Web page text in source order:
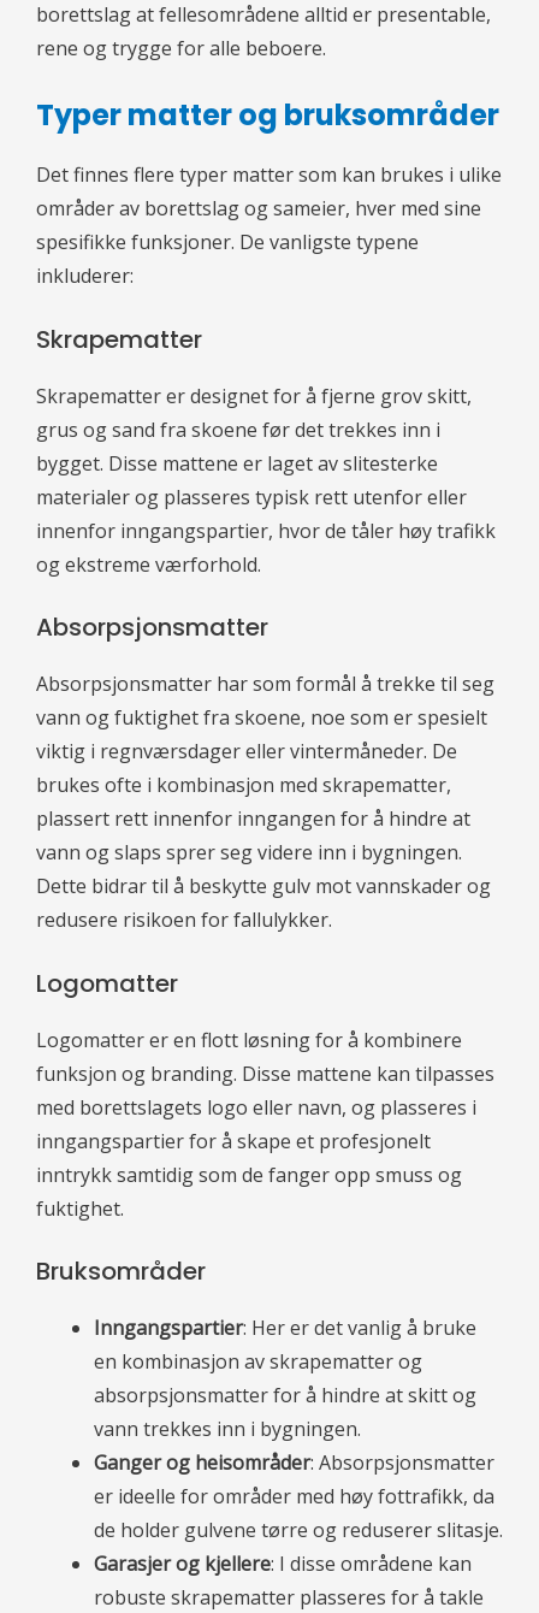
borettslag at fellesområdene alltid er presentable,
rene og trygge for alle beboere.
Typer matter og bruksområder
Det finnes flere typer matter som kan brukes i ulike
områder av borettslag og sameier, hver med sine
spesifikke funksjoner. De vanligste typene
inkluderer:
Skrapematter
Skrapematter er designet for å fjerne grov skitt,
grus og sand fra skoene før det trekkes inn i
bygget. Disse mattene er laget av slitesterke
materialer og plasseres typisk rett utenfor eller
innenfor inngangspartier, hvor de tåler høy trafikk
og ekstreme værforhold.
Absorpsjonsmatter
Absorpsjonsmatter har som formål å trekke til seg
vann og fuktighet fra skoene, noe som er spesielt
viktig i regnværsdager eller vintermåneder. De
brukes ofte i kombinasjon med skrapematter,
plassert rett innenfor inngangen for å hindre at
vann og slaps sprer seg videre inn i bygningen.
Dette bidrar til å beskytte gulv mot vannskader og
redusere risikoen for fallulykker.
Logomatter
Logomatter er en flott løsning for å kombinere
funksjon og branding. Disse mattene kan tilpasses
med borettslagets logo eller navn, og plasseres i
inngangspartier for å skape et profesjonelt
inntrykk samtidig som de fanger opp smuss og
fuktighet.
Bruksområder
Inngangspartier: Her er det vanlig å bruke
en kombinasjon av skrapematter og
absorpsjonsmatter for å hindre at skitt og
vann trekkes inn i bygningen.
Ganger og heisområder: Absorpsjonsmatter
er ideelle for områder med høy fottrafikk, da
de holder gulvene tørre og reduserer slitasje.
Garasjer og kjellere: I disse områdene kan
robuste skrapematter plasseres for å takle